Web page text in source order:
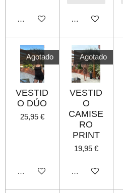
Añadir al carrito Añadir al carrito
Agotado
VESTID
O DÚO
25,95 €
Agotado
Agotado
VESTID
O
CAMISE
RO
PRINT
19,95 €
Agotado